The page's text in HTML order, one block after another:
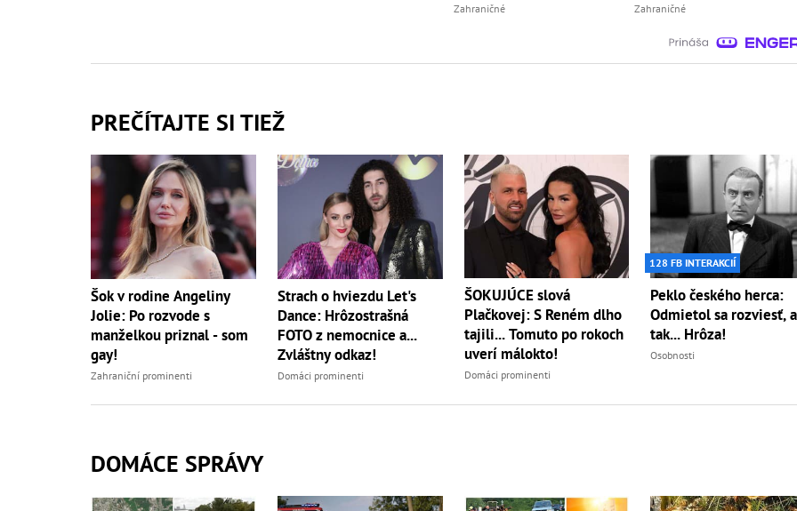
Zahraničné Zahraničné
PREČÍTAJTE SI TIEŽ
Šok v rodine Angeliny
Jolie: Po rozvode s
manželkou priznal - som
gay!
Zahraniční prominenti
Strach o hviezdu Let's
Dance: Hrôzostrašná
FOTO z nemocnice a...
Zvláštny odkaz!
Domáci prominenti
ŠOKUJÚCE slová
Plačkovej: S Reném dlho
tajili... Tomuto po rokoch
uverí málokto!
Domáci prominenti
128 FB INTERAKCIÍ
Peklo českého herca:
Odmietol sa rozviesť, a
tak... Hrôza!
Osobnosti
DOMÁCE SPRÁVY